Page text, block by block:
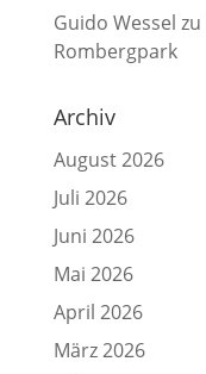
Guido Wessel zu
Rombergpark
Archiv
August 2026
Juli 2026
Juni 2026
Mai 2026
April 2026
März 2026